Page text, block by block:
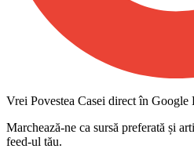
Vrei Povestea Casei direct în Google
Marchează-ne ca sursă preferată și
feed-ul tău.